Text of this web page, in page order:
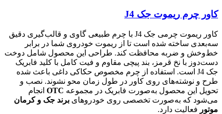
کاور چرم ریموت جک J4
کاور ریموت چرمی جک J4 با چرم طبیعی گاوی و قالب‌گیری دقیق
سه‌بعدی ساخته شده است تا از ریموت خودروی شما در برابر
خط‌و‌خش و ضربه محافظت کند. طراحی این محصول شامل دوخت
دست‌دوز با نخ قرمز، بند پیچی مقاوم و فیت کامل با کلید فابریک
جک J4 است. استفاده از چرم مخصوص حکاکی داغی باعث شده
طرح و نوشته‌های روی کاور در طول زمان محو نشوند. نصب و
تحویل این محصول به‌صورت فابریک در مجموعه OTC انجام
می‌شود که به‌صورت تخصصی روی خودروهای برند جک و کرمان
موتور فعالیت دارد.